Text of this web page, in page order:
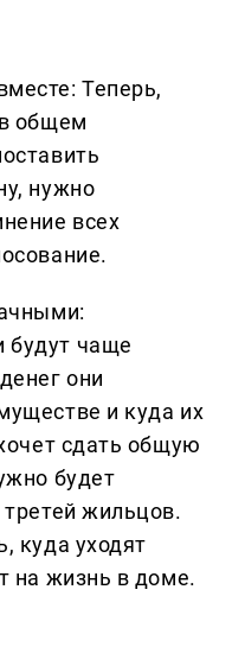
Теперь,
общем
нужно
всех
будут чаще
они
и куда их
сдать общую
будет
третей жильцов.
куда уходят
на жизнь в доме.